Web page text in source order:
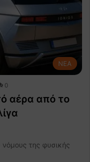
NEA
0
αέρα από το
της φυσικής